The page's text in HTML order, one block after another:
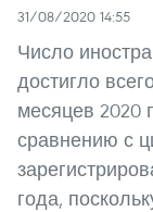
31/08/2020 14:55
Число
достигло
месяцев 2020
сравнению с
года,